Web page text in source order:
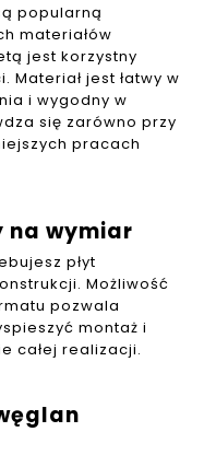
popularną
materiałów
jest korzystny
Materiał jest łatwy w
i wygodny w
się zarówno przy
pracach
na wymiar
płyt
Możliwość
pozwala
montaż i
całej realizacji.